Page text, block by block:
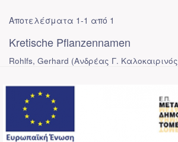
Αποτελέσματα 1-1 από 1
Kretische Pflanzennamen
Rohlfs, Gerhard (Ανδρέας Γ. Καλοκαιρινός